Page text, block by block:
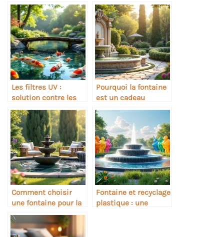
Les filtres UV :
solution contre les
algues des bassins
Pourquoi la fontaine
est un cadeau
durable
Comment choisir
une fontaine pour la
relaxation sonore
Fontaine et recyclage
plastique : une